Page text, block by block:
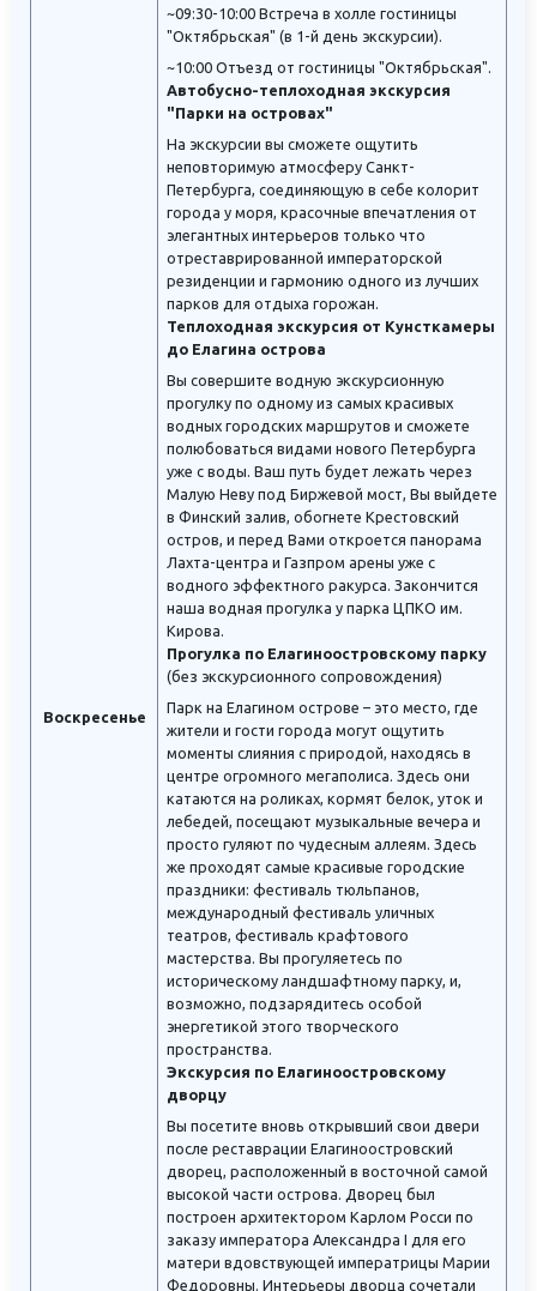
Воскресенье
~09:30-10:00 Встреча в холле гостиницы
"Октябрьская" (в 1-й день экскурсии).
~10:00 Отъезд от гостиницы "Октябрьская".
Автобусно-теплоходная экскурсия
"Парки на островах"
На экскурсии вы сможете ощутить
неповторимую атмосферу Санкт-
Петербурга, соединяющую в себе колорит
города у моря, красочные впечатления от
элегантных интерьеров только что
отреставрированной императорской
резиденции и гармонию одного из лучших
парков для отдыха горожан.
Теплоходная экскурсия от Кунсткамеры
до Елагина острова
Вы совершите водную экскурсионную
прогулку по одному из самых красивых
водных городских маршрутов и сможете
полюбоваться видами нового Петербурга
уже с воды. Ваш путь будет лежать через
Малую Неву под Биржевой мост, Вы выйдете
в Финский залив, обогнете Крестовский
остров, и перед Вами откроется панорама
Лахта-центра и Газпром арены уже с
водного эффектного ракурса. Закончится
наша водная прогулка у парка ЦПКО им.
Кирова.
Прогулка по Елагиноостровскому парку
(без экскурсионного сопровождения)
Парк на Елагином острове – это место, где
жители и гости города могут ощутить
моменты слияния с природой, находясь в
центре огромного мегаполиса. Здесь они
катаются на роликах, кормят белок, уток и
лебедей, посещают музыкальные вечера и
просто гуляют по чудесным аллеям. Здесь
же проходят самые красивые городские
праздники: фестиваль тюльпанов,
международный фестиваль уличных
театров, фестиваль крафтового
мастерства. Вы прогуляетесь по
историческому ландшафтному парку, и,
возможно, подзарядитесь особой
энергетикой этого творческого
пространства.
Экскурсия по Елагиноостровскому
дворцу
Вы посетите вновь открывший свои двери
после реставрации Елагиноостровский
дворец, расположенный в восточной самой
высокой части острова. Дворец был
построен архитектором Карлом Росси по
заказу императора Александра I для его
матери вдовствующей императрицы Марии
Федоровны. Интерьеры дворца сочетали